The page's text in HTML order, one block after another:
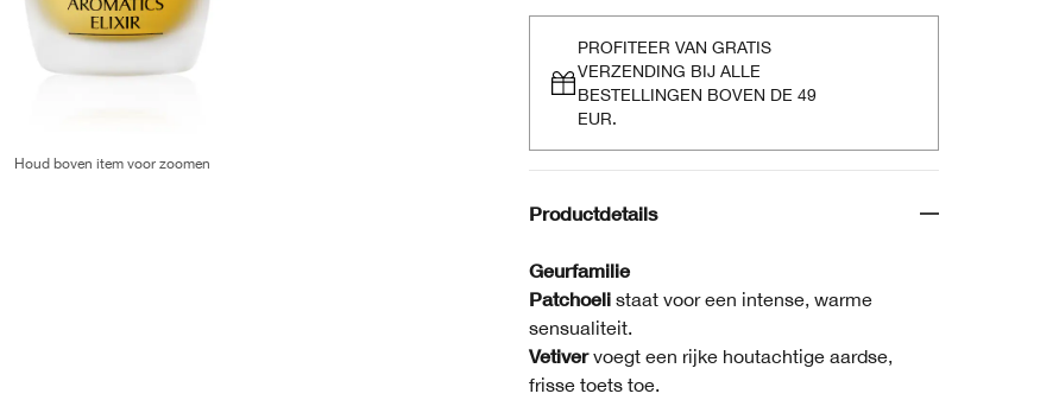
Houd boven item voor zoomen
PROFITEER VAN GRATIS
VERZENDING BIJ ALLE
BESTELLINGEN BOVEN DE 49
EUR.
Productdetails
Geurfamilie
Patchoelistaat voor een intense, warme
sensualiteit.
Vetivervoegt een rijke houtachtige aardse,
frisse toets toe.